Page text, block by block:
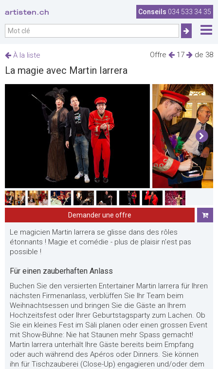
artisten.ch Conseils 034 533 34 35
Offre 17 de 38
À la liste
La magie avec Martin Iarrera
Demander une offre
Le magicien Martin Iarrera se glisse dans des rôles
étonnants ! Magie et comédie - plus de plaisir n'est pas
possible !
Für einen zauberhaften Anlass
Buchen Sie den versierten Entertainer Martin Iarrera für Ihren
nächsten Firmenanlass, verblüffen Sie Ihr Team beim
Weihnachtsessen und bringen Sie die Gäste an Ihrem
Hochzeitsfest oder Ihrer Geburtstagsparty zum Lachen. Ob
Sie ein kleines Fest im Säli planen oder einen grossen Event
mit Show-Bühne: Nie hat Staunen mehr Spass gemacht!
Martin Iarrera unterhält Ihre Gäste bereits beim Empfang
oder auch während des Apéros oder Dinners. Sie können
ihn für Tischzauberei (Close-Up) engagieren und/oder dem